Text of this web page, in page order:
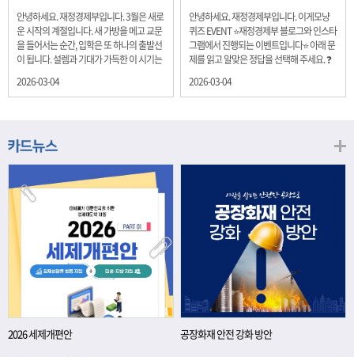
전달드립니다.
다.
안녕하세요. 재정경제부입니다. 3월은 새로
운 시작의 계절입니다. 새 가방을 메고 교문
을 들어서는 순간, 입학은 또 하나의 출발선
이 됩니다. 설렘과 기대가 가득한 이 시기는
래를 준비하는 첫 걸음이기도 합니다. 입학
니다. 배움이 쌓이는 시간, 인적자본 학교에
가는 과정입니다. 수업을 통해 배우는 전공
지식, 친구들과의 협업, 다양한 활동 속에서
얻는 문제 해결 경험은 모두 개인의 역량으
로 축적됩니다. 경제학에서는 이.......
2026-03-04
안녕하세요. 재정경제부입니다. 이게모냥
퀴즈 EVENT ⭐재정경제부 블로그와 인스타
그램에서 진행되는 이벤트입니다⭐ 아래 문
제를 읽고 알맞은 정답을 선택해 주세요. ❓
을 보이고 있는 개인투자용 국채를 3월에는
20년물 300억원입니다. 그렇다면 3월 개인
1,800억원 ④ 2,000억원 이벤트 안내 응모
기간: 2026년 3월 4일(수) ~ 3월 9일(월) 경
품: 커피쿠폰 (60명) 참여.......
2026-03-04
2026 세제개편안 공장화재 안전 강화 방안